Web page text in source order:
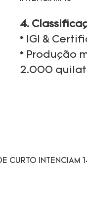
4.
* IGI &
* Produção
2.000